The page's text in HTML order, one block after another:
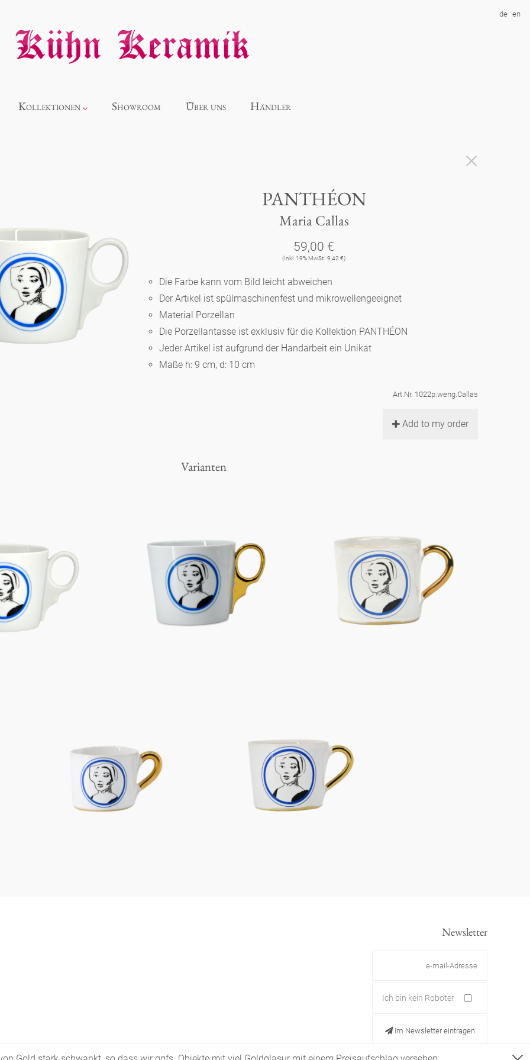
de en
Kollektionen
Souvenir
Berlin
Slumberland
Berliner Duft
Einzelstücke
Showroom Über uns Händler
PANTHÉON
Maria Callas
59,00 €
(Inkl. 19% MwSt.: 9,42 €)
Die Farbe kann vom Bild leicht abweichen
Der Artikel ist spülmaschinenfest und mikrowellengeeignet
Material Porzellan
Die Porzellantasse ist exklusiv für die Kollektion PANTHÉON
Jeder Artikel ist aufgrund der Handarbeit ein Unikat
Maße h: 9 cm, d: 10 cm
Art.Nr. 1022p.weng.Callas
Add to my order
Varianten
Newsletter
Ich bin kein Roboter
Im Newsletter eintragen